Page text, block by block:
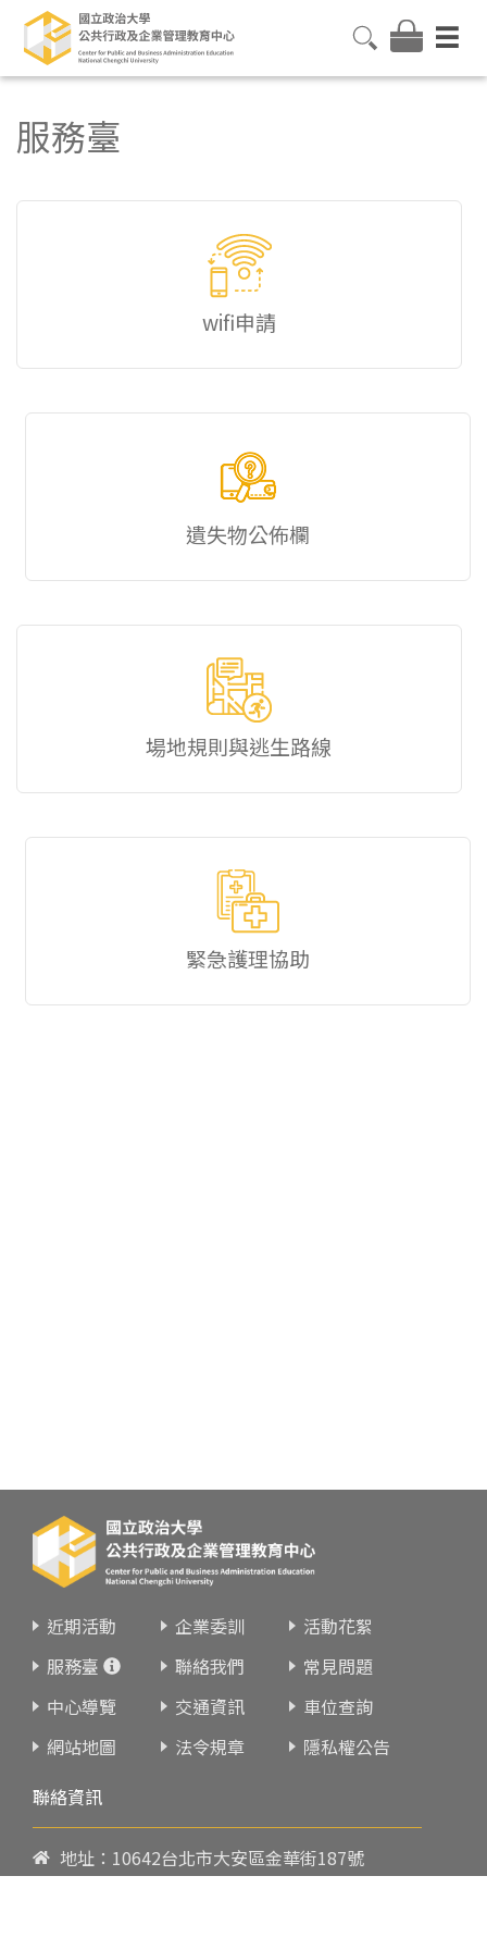
服務臺
wifi申請
遺失物公佈欄
場地規則與逃生路線
緊急護理協助
近期活動 企業委訓
活動花絮
服務臺
聯絡我們
常見問題
中心導覽
交通資訊
車位查詢
網站地圖
法令規章
隱私權公告
聯絡資訊
地址：10642台北市大安區金華街187號